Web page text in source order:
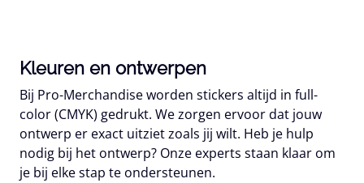
Kleuren en ontwerpen
Bij Pro-Merchandise worden stickers altijd in full-
color (CMYK) gedrukt. We zorgen ervoor dat jouw
ontwerp er exact uitziet zoals jij wilt. Heb je hulp
nodig bij het ontwerp? Onze experts staan klaar om
je bij elke stap te ondersteunen.